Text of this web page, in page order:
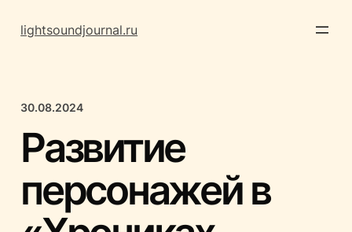
содержимому
lightsoundjournal.ru
30.08.2024
Развитие
персонажей в